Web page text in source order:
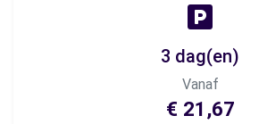
3 dag(en)
Vanaf
€ 21,67